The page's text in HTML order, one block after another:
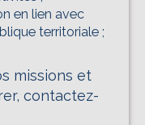
en lien avec
territoriale ;
missions et
contactez-